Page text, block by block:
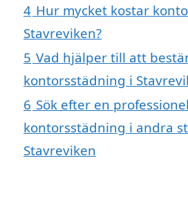
4 Hur mycket kostar
Stavreviken?
5 Vad hjälper till att
kontorsstädning i
6 Sök efter en
kontorsstädning i andra
Stavreviken